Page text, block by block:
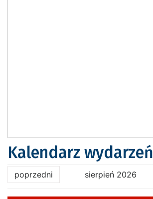
Kalendarz wydarzeń
poprzedni sierpień 2026